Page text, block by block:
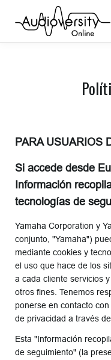
PARA USUARIOS
Si accede desde
Información
tecnologías de
Yamaha Corporation y
conjunto, "Yamaha")
mediante cookies y
el uso que hace de los
a cada cliente servicios
otros fines. Tenemos
ponerse en contacto
de privacidad a través
Esta "Información
de seguimiento" (la